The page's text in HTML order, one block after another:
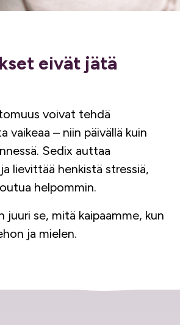
eivät jätä
voivat tehdä
vaikeaa – niin päivällä kuin
Sedix auttaa
lievittää henkistä stressiä,
helpommin.
juuri se, mitä kaipaamme, kun
ja mielen.